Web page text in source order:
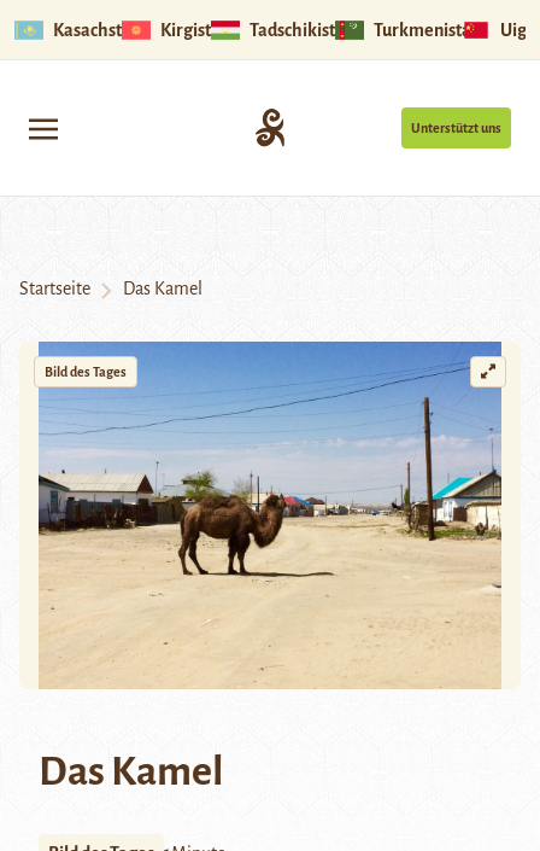
Kasachstan Kirgistan Tadschikistan Turkmenistan
Unterstützt uns
Startseite Das Kamel
Bild des Tages
Das Kamel